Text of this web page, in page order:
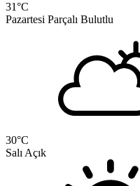
31°C
Pazartesi Parçalı Bulutlu
30°C
Salı Açık